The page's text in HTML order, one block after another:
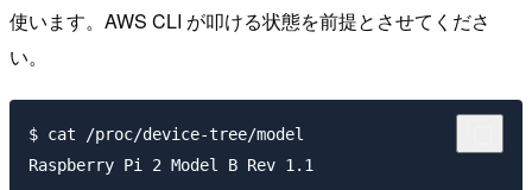
使います。AWS CLI が叩ける状態を前提とさせてくださ
い。
$ cat /proc/device-tree/model
Raspberry Pi 2 Model B Rev 1.1